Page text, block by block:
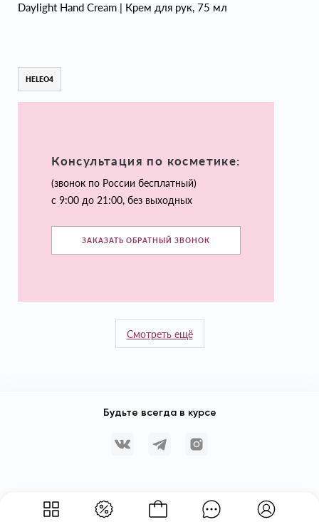
Daylight Hand Cream | Крем для рук, 75 мл
HELEO4
Консультация по косметике:
(звонок по России бесплатный)
с 9:00 до 21:00, без выходных
ЗАКАЗАТЬ ОБРАТНЫЙ ЗВОНОК
Смотреть ещё
Будьте всегда в курсе